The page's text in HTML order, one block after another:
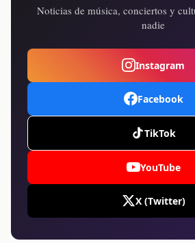
Noticias de música, conciertos y
nadie
Instagram
Facebook
TikTok
YouTube
X (Twitter)